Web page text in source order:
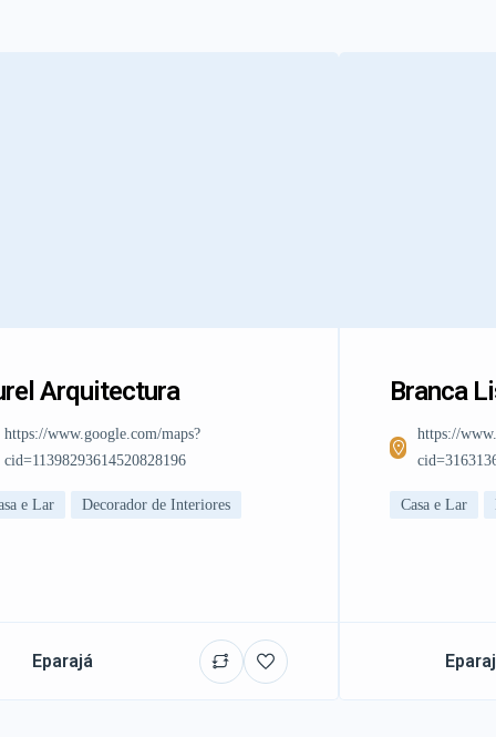
Arquitectura
https://www.google.com/maps?
cid=11398293614520828196
e Lar Decorador de Interiores
Eparajá
Branca
https://
Casa e Lar